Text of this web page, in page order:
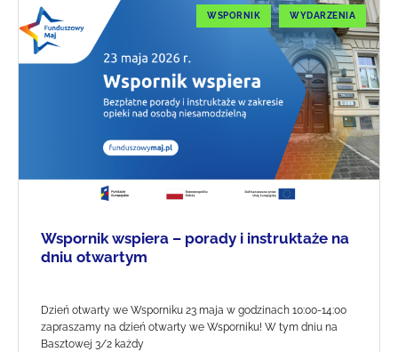
WSPORNIK WYDARZENIA
Wspornik wspiera – porady i instruktaże na
dniu otwartym
Dzień otwarty we Wsporniku 23 maja w godzinach 10:00-14:00
zapraszamy na dzień otwarty we Wsporniku! W tym dniu na
Basztowej 3/2 każdy